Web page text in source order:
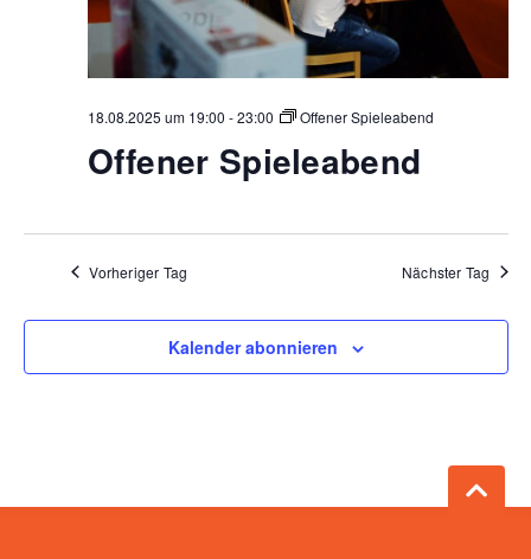
18.08.2025 um 19:00 -23:00 Offener Spieleabend
Offener Spieleabend
Vorheriger Tag Nächster Tag
Kalender abonnieren